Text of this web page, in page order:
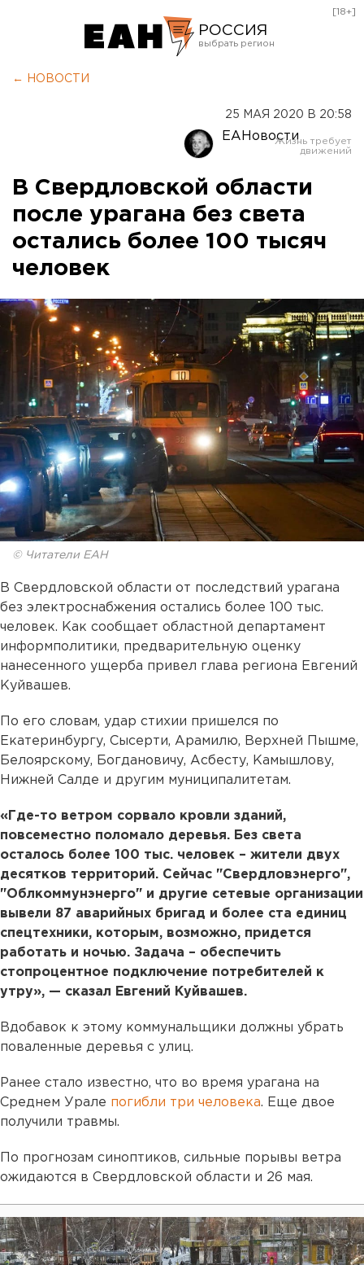
РОССИЯ
Оренбург
[18+]
← НОВОСТИ
25 МАЯ 2020 В 20:58
ЕАНовости
В Свердловской области
после урагана без света
остались более 100 тысяч
человек
© Читатели ЕАН
В Свердловской области от последствий урагана
без электроснабжения остались более 100 тыс.
человек. Как сообщает областной департамент
информполитики, предварительную оценку
нанесенного ущерба привел глава региона Евгений
Куйвашев.
По его словам, удар стихии пришелся по
Екатеринбургу, Сысерти, Арамилю, Верхней Пышме,
Белоярскому, Богдановичу, Асбесту, Камышлову,
Нижней Салде и другим муниципалитетам.
«Где-то ветром сорвало кровли зданий,
повсеместно поломало деревья. Без света
осталось более 100 тыс. человек – жители двух
десятков территорий. Сейчас "Свердловэнерго",
"Облкоммунэнерго" и другие сетевые организации
вывели 87 аварийных бригад и более ста единиц
спецтехники, которым, возможно, придется
работать и ночью. Задача – обеспечить
стопроцентное подключение потребителей к
утру», — сказал Евгений Куйвашев.
Вдобавок к этому коммунальщики должны убрать
поваленные деревья с улиц.
Ранее стало известно, что во время урагана на
Среднем Урале погибли три человека. Еще двое
получили травмы.
По прогнозам синоптиков, сильные порывы ветра
ожидаются в Свердловской области и 26 мая.